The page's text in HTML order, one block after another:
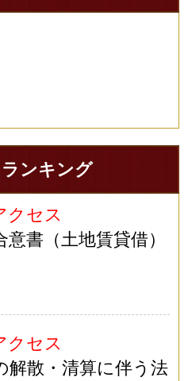
ンキング
クセス
意書（土地賃貸借）
クセス
解散・清算に伴う法